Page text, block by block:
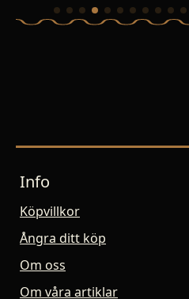
Info
Köpvillkor
Ångra ditt köp
Om oss
Om våra artiklar